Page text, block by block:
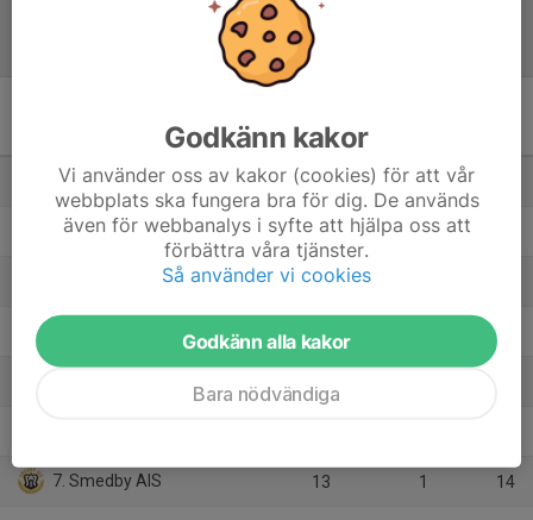
M
1. Kalmar FF 13 48
2. Jönköpings Södra IF 14 31
13
13 23
13
7. Smedby AIS 13 1 14
Godkänn kakor
Vi använder oss av kakor (cookies) för att vår
webbplats ska fungera bra för dig. De används
även för webbanalys i syfte att hjälpa oss att
förbättra våra tjänster.
Så använder vi cookies
Godkänn alla kakor
Bara nödvändiga